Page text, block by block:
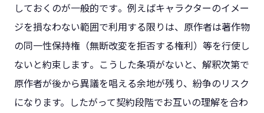
しておくのが一般的です​。例えばキャラクターのイメー
ジを損なわない範囲で利用する限りは、原作者は著作物
の同一性保持権（無断改変を拒否する権利）等を行使し
ないと約束します​。こうした条項がないと、解釈次第で
原作者が後から異議を唱える余地が残り、紛争のリスク
になります。したがって契約段階でお互いの理解を合わ